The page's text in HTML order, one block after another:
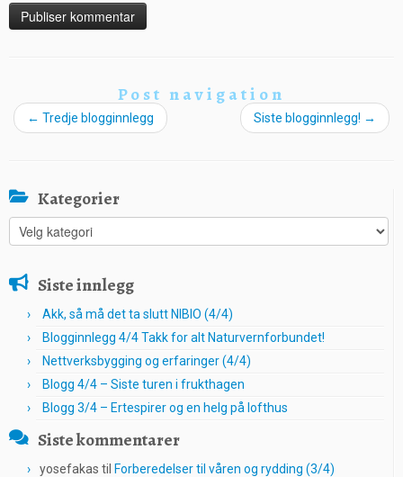
Post navigation
← Tredje blogginnlegg Siste blogginnlegg! →
Kategorier
Kategorier
Siste innlegg
Akk, så må det ta slutt NIBIO (4/4)
Blogginnlegg 4/4 Takk for alt Naturvernforbundet!
Nettverksbygging og erfaringer (4/4)
Blogg 4/4 – Siste turen i frukthagen
Blogg 3/4 – Ertespirer og en helg på lofthus
Siste kommentarer
yosefakas til Forberedelser til våren og rydding (3/4)